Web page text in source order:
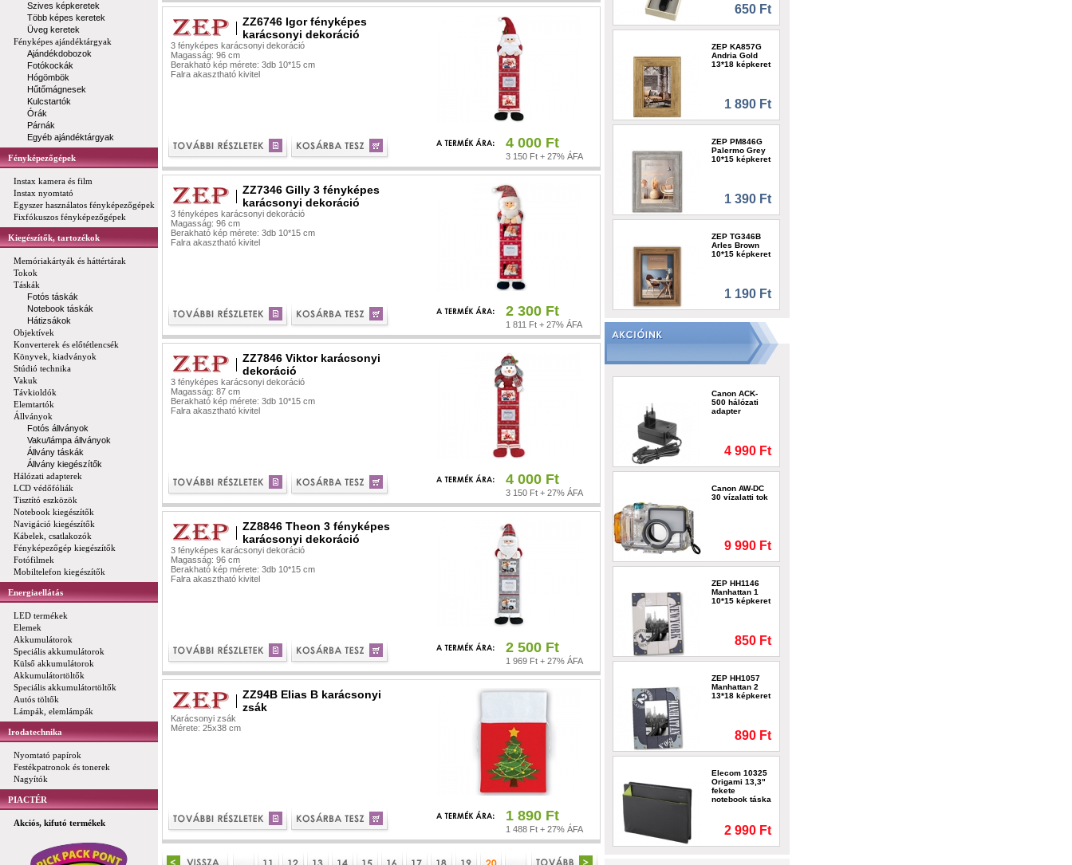
Szives képkeretek
Több képes keretek
Üveg keretek
Fényképes ajándéktárgyak
Ajándékdobozok
Fotókockák
Hógömbök
Hűtőmágnesek
Kulcstartók
Órák
Párnák
Egyéb ajándéktárgyak
Fényképezőgépek
Instax kamera és film
Instax nyomtató
Egyszer használatos fényképezőgépek
Fixfókuszos fényképezőgépek
Kiegészítők, tartozékok
Memóriakártyák és háttértárak
Tokok
Táskák
Fotós táskák
Notebook táskák
Hátizsákok
Objektívek
Konverterek és előtétlencsék
Könyvek, kiadványok
Stúdió technika
Vakuk
Távkioldók
Elemtartók
Állványok
Fotós állványok
Vaku/lámpa állványok
Állvány táskák
Állvány kiegészítők
Hálózati adapterek
LCD védőfóliák
Tisztító eszközök
Notebook kiegészítők
Navigáció kiegészítők
Kábelek, csatlakozók
Fényképezőgép kiegészítők
Fotófilmek
Mobiltelefon kiegészítők
Energiaellátás
LED termékek
Elemek
Akkumulátorok
Speciális akkumulátorok
Külső akkumulátorok
Akkumulátortöltők
Speciális akkumulátortöltők
Autós töltők
Lámpák, elemlámpák
Irodatechnika
Nyomtató papírok
Festékpatronok és tonerek
Nagyítók
PIACTÉR
Akciós, kifutó termékek
ZZ6746 Igor fényképes
karácsonyi dekoráció
3 fényképes karácsonyi dekoráció
Magasság: 96 cm
Berakható kép mérete: 3db 10*15 cm
Falra akasztható kivitel
4 000 Ft
3 150 Ft + 27% ÁFA
ZZ7346 Gilly 3 fényképes
karácsonyi dekoráció
3 fényképes karácsonyi dekoráció
Magasság: 96 cm
Berakható kép mérete: 3db 10*15 cm
Falra akasztható kivitel
2 300 Ft
1 811 Ft + 27% ÁFA
ZZ7846 Viktor karácsonyi
dekoráció
3 fényképes karácsonyi dekoráció
Magasság: 87 cm
Berakható kép mérete: 3db 10*15 cm
Falra akasztható kivitel
4 000 Ft
3 150 Ft + 27% ÁFA
ZZ8846 Theon 3 fényképes
karácsonyi dekoráció
3 fényképes karácsonyi dekoráció
Magasság: 96 cm
Berakható kép mérete: 3db 10*15 cm
Falra akasztható kivitel
2 500 Ft
1 969 Ft + 27% ÁFA
ZZ94B Elias B karácsonyi
zsák
Karácsonyi zsák
Mérete: 25x38 cm
1 890 Ft
1 488 Ft + 27% ÁFA
650 Ft
ZEP KA857G
Andria Gold
13*18 képkeret
1 890 Ft
ZEP PM846G
Palermo Grey
10*15 képkeret
1 390 Ft
ZEP TG346B
Arles Brown
10*15 képkeret
1 190 Ft
Canon ACK-
500 hálózati
adapter
4 990 Ft
Canon AW-DC
30 vízalatti tok
9 990 Ft
ZEP HH1146
Manhattan 1
10*15 képkeret
850 Ft
ZEP HH1057
Manhattan 2
13*18 képkeret
890 Ft
Elecom 10325
Origami 13,3"
fekete
notebook táska
2 990 Ft